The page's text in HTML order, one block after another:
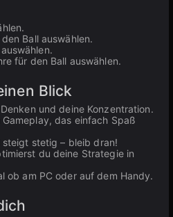
Ball auswählen.
für den Ball auswählen.
Blick
und deine Konzentration.
das einfach Spaß
stetig – bleib dran!
du deine Strategie in
ob am PC oder auf dem Handy.